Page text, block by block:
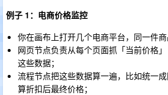
例子 1：电商价格监控
你在画布上打开几个电商平台，同一件商
网页节点负责从每个页面抓「当前价格」
这些数据；
流程节点把这些数据算一遍，比如统一成
算折扣后最终价格；